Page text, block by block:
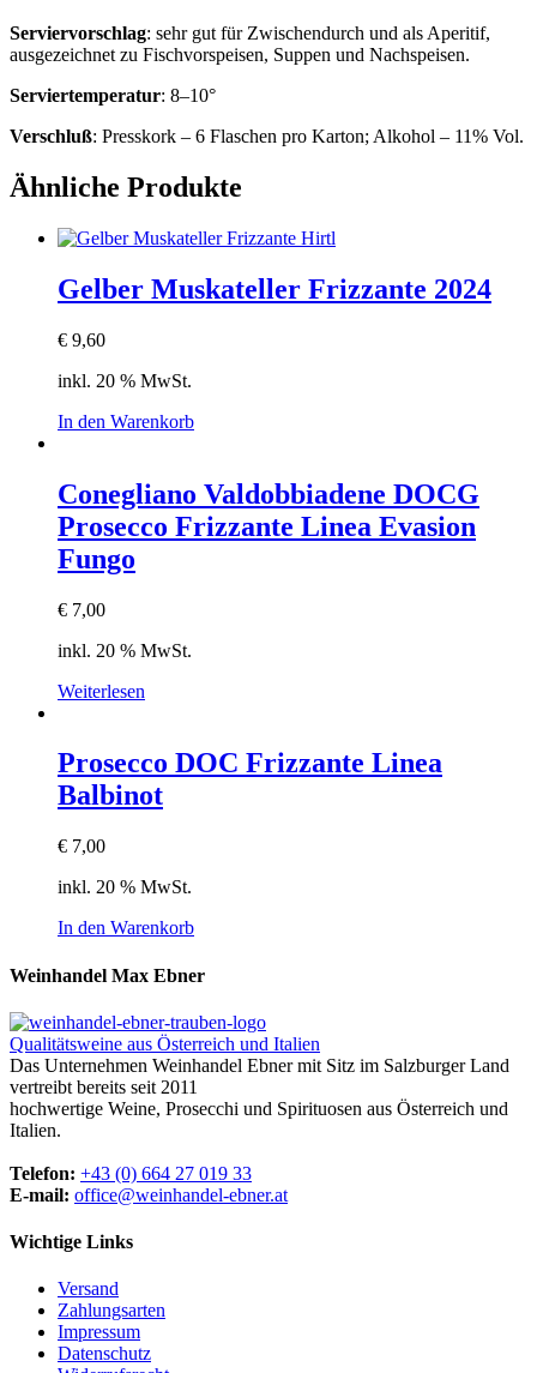
Serviervorschlag: sehr gut für Zwischendurch und als Aperitif,
ausgezeichnet zu Fischvorspeisen, Suppen und Nachspeisen.
Serviertemperatur: 8–10°
Verschluß: Presskork – 6 Flaschen pro Karton; Alkohol – 11% Vol.
Ähnliche Produkte
Gelber Muskateller Frizzante 2024
€ 9,60
inkl. 20 % MwSt.
In den Warenkorb
Conegliano Valdobbiadene DOCG
Prosecco Frizzante Linea Evasion
Fungo
€ 7,00
inkl. 20 % MwSt.
Weiterlesen
Prosecco DOC Frizzante Linea
Balbinot
€ 7,00
inkl. 20 % MwSt.
In den Warenkorb
Weinhandel Max Ebner
Qualitätsweine aus Österreich und Italien
Das Unternehmen Weinhandel Ebner mit Sitz im Salzburger Land
vertreibt bereits seit 2011
hochwertige Weine, Prosecchi und Spirituosen aus Österreich und
Italien.
Telefon: +43 (0) 664 27 019 33
E-mail: office@weinhandel-ebner.at
Wichtige Links
Versand
Zahlungsarten
Impressum
Datenschutz